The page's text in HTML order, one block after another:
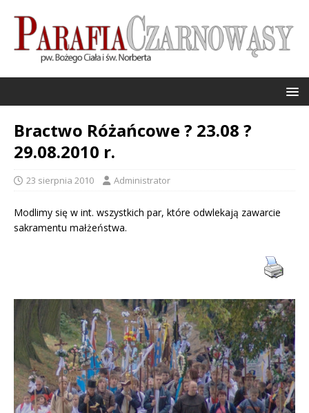
Bractwo Różańcowe ? 23.08 ?
29.08.2010 r.
23 sierpnia 2010 Administrator
Modlimy się w int. wszystkich par, które odwlekają zawarcie
sakramentu małżeństwa.